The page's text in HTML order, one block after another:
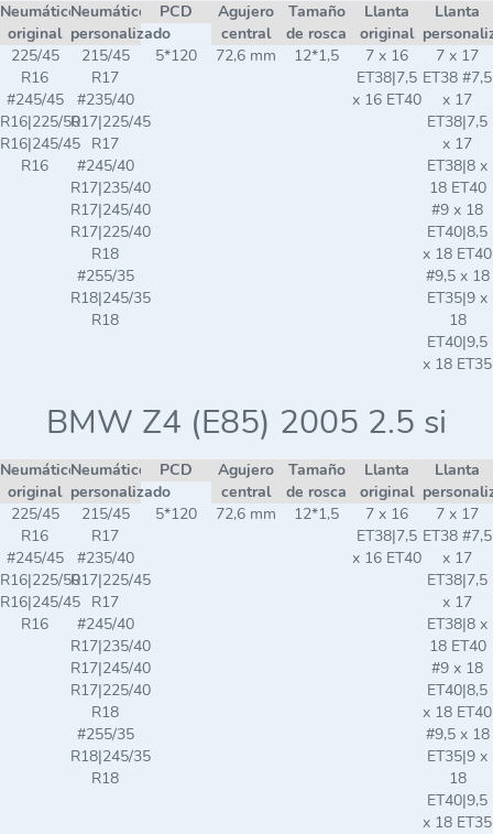
Neumático
original
Neumático
personalizado
PCD
Agujero
central
Tamaño
de rosca
Llanta
original
Llanta
225/45
R16
#245/45
R16|225/50
R16|245/45
R16
215/45
R17
#235/40
R17|225/45
R17
#245/40
R17|235/40
R17|245/40
R17|225/40
R18
#255/35
R18|245/35
R18
5*120 72,6 mm 12*1,5
7 x 16
ET38|7,5
x 16 ET40
7 x 17
ET38 #7,5
x 17
ET38|7,5
x 17
ET38|8 x
18 ET40
#9 x 18
ET40|8,5
x 18 ET40
#9,5 x 18
ET35|9 x
18
ET40|9,5
x 18 ET35
BMW Z4 (E85) 2005 2.5 si
Neumático
original
Neumático
personalizado
PCD
Agujero
central
Tamaño
de rosca
Llanta
original
Llanta
225/45
R16
#245/45
R16|225/50
R16|245/45
R16
215/45
R17
#235/40
R17|225/45
R17
#245/40
R17|235/40
R17|245/40
R17|225/40
R18
#255/35
R18|245/35
R18
5*120 72,6 mm 12*1,5
7 x 16
ET38|7,5
x 16 ET40
7 x 17
ET38 #7,5
x 17
ET38|7,5
x 17
ET38|8 x
18 ET40
#9 x 18
ET40|8,5
x 18 ET40
#9,5 x 18
ET35|9 x
18
ET40|9,5
x 18 ET35